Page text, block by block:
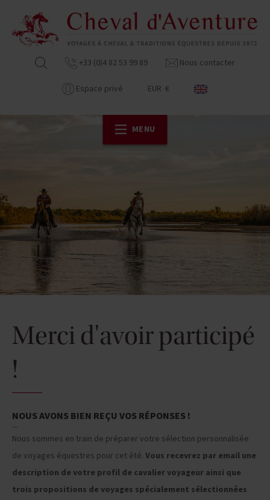
+33 (0)4 82 53 99 89 Nous contacter
Espace privé EUR €
MENU
Merci d'avoir participé
!
NOUS AVONS BIEN REÇU VOS RÉPONSES !
Nous sommes en train de préparer votre sélection personnalisée
de voyages équestres pour cet été. Vous recevrez par email une
description de votre profil de cavalier voyageur ainsi que
trois propositions de voyages spécialement sélectionnées